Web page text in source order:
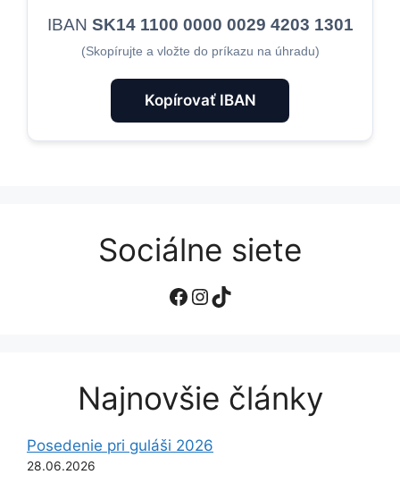
IBAN SK14 1100 0000 0029 4203 1301
(Skopírujte a vložte do príkazu na úhradu)
Kopírovať IBAN
Sociálne siete
Facebook
Instagram
TikTok
Najnovšie články
Posedenie pri guláši 2026
28.06.2026